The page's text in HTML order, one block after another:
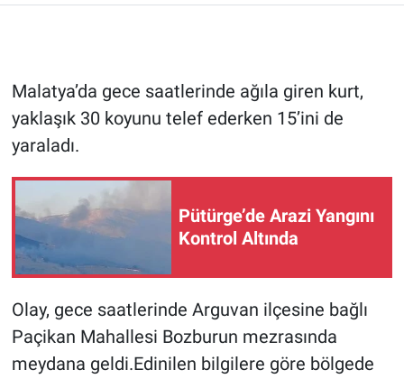
Malatya’da gece saatlerinde ağıla giren kurt,
yaklaşık 30 koyunu telef ederken 15’ini de
yaraladı.
Pütürge’de Arazi Yangını
Kontrol Altında
Olay, gece saatlerinde Arguvan ilçesine bağlı
Paçikan Mahallesi Bozburun mezrasında
meydana geldi.Edinilen bilgilere göre bölgede